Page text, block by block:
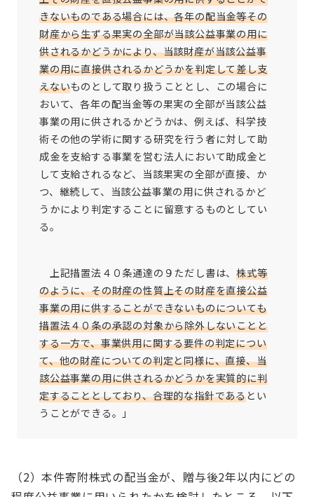
きないものである場合には、各年の配当金等その
財産から生ずる果実の全部が当該公益事業の用に
供されるかどうかにより、当該財産が当該公益事
業の用に直接供されるかどうかを判定して差し支
えないものとして取り扱うこととし、この場合に
おいて、各年の配当金等の果実の全部が当該公益
事業の用に供されるかどうかは、例えば、科学技
術その他の学術に関する研究を行う者に対して助
成金を支給する事業を営む法人において助成金と
して支給されるなど、当該果実の全部が直接、か
つ、継続して、当該公益事業の用に供されるかど
うかにより判定することに留意するものとしてい
る。
上記措置法４０条通達の９ただし書は、株式等
のように、その財産の性質上その財産を直接公益
事業の用に供することができないものについても
措置法４０条の承認の対象から除外しないことと
する一方で、事業供用に関する要件の判定につい
て、他の財産についての判定と同様に、直接、当
該公益事業の用に供されるかどうかを実質的に判
定することとしており、合理的な指針であるとい
うことができる。」
（2）本件寄附株式の配当金が、贈与後2年以内にどの